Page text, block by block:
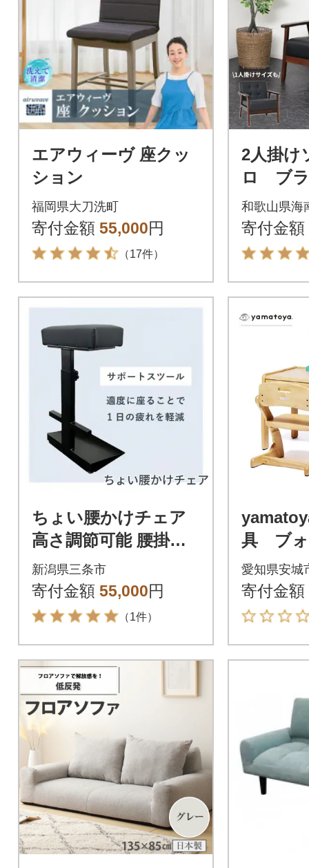
エアウィーヴ 座クッ
ション
福岡県大刀洗町
寄付金額 55,000円
（17件）
2人掛
ロ ブ
和歌山県海
寄付金額
ちょい腰かけチェア
高さ調節可能 腰掛け
チェア 業務用椅子 キ
ッチン 燕三条製 【05
5S021】
新潟県三条市
寄付金額 55,000円
（1件）
具 ブ
ズデス
愛知県安城
寄付金額